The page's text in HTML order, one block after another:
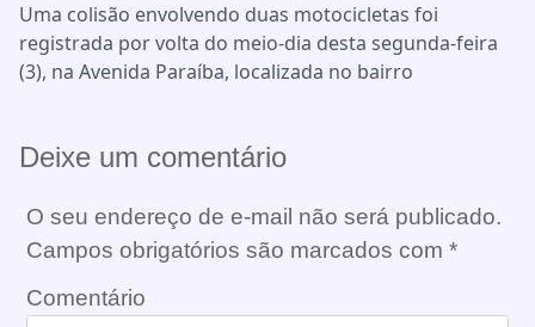
Uma colisão envolvendo duas motocicletas foi
registrada por volta do meio-dia desta segunda-feira
(3), na Avenida Paraíba, localizada no bairro
Deixe um comentário
O seu endereço de e-mail não será publicado.
Campos obrigatórios são marcados com *
Comentário